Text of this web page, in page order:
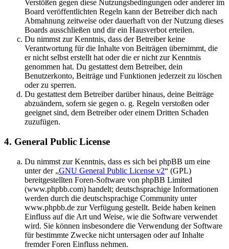
Verstößen gegen diese Nutzungsbedingungen oder anderer im
Board veröffentlichten Regeln kann der Betreiber dich nach
Abmahnung zeitweise oder dauerhaft von der Nutzung dieses
Boards ausschließen und dir ein Hausverbot erteilen.
Du nimmst zur Kenntnis, dass der Betreiber keine
Verantwortung für die Inhalte von Beiträgen übernimmt, die
er nicht selbst erstellt hat oder die er nicht zur Kenntnis
genommen hat. Du gestattest dem Betreiber, dein
Benutzerkonto, Beiträge und Funktionen jederzeit zu löschen
oder zu sperren.
Du gestattest dem Betreiber darüber hinaus, deine Beiträge
abzuändern, sofern sie gegen o. g. Regeln verstoßen oder
geeignet sind, dem Betreiber oder einem Dritten Schaden
zuzufügen.
4. General Public License
Du nimmst zur Kenntnis, dass es sich bei phpBB um eine
unter der „GNU General Public License v2“ (GPL)
bereitgestellten Foren-Software von phpBB Limited
(www.phpbb.com) handelt; deutschsprachige Informationen
werden durch die deutschsprachige Community unter
www.phpbb.de zur Verfügung gestellt. Beide haben keinen
Einfluss auf die Art und Weise, wie die Software verwendet
wird. Sie können insbesondere die Verwendung der Software
für bestimmte Zwecke nicht untersagen oder auf Inhalte
fremder Foren Einfluss nehmen.